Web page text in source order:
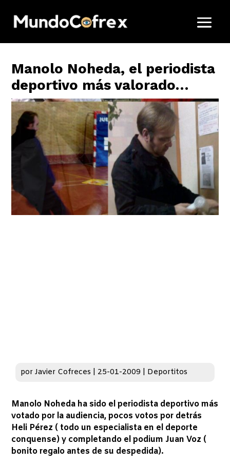
Manolo Noheda, el periodista
deportivo más valorado…
porJavier Cofreces 25-01-2009 Deportitos
Manolo Noheda ha sido el periodista deportivo más
votado por la audiencia, pocos votos por detrás
Heli Pérez ( todo un especialista en el deporte
conquense) y completando el podium Juan Voz (
bonito regalo antes de su despedida).